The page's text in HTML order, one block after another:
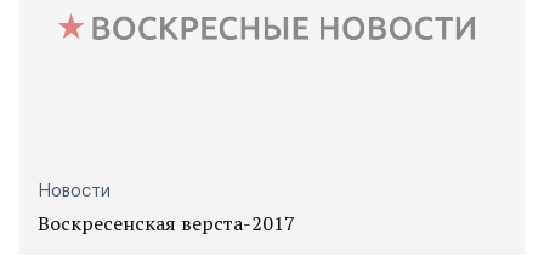
Новости
Воскресенская верста-2017